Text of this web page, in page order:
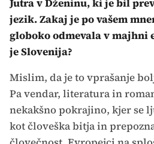
jezik. Zakaj je po vašem
globoko odmevala v majhni
je Slovenija?
Mislim, da je to vprašanje
Pa vendar, literatura in
nekakšno pokrajino, kjer se
kot človeška bitja in